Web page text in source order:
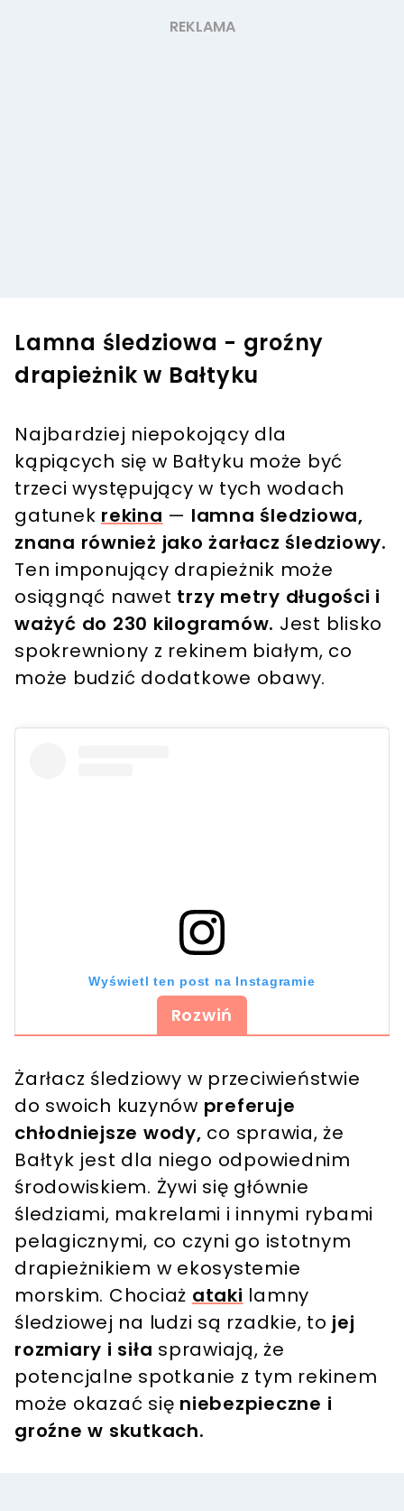
Lamna śledziowa - groźny
drapieżnik w Bałtyku
Najbardziej niepokojący dla
kąpiących się w Bałtyku może być
trzeci występujący w tych wodach
gatunek rekina — lamna śledziowa,
znana również jako żarłacz śledziowy.
Ten imponujący drapieżnik może
osiągnąć nawet trzy metry długości i
ważyć do 230 kilogramów. Jest blisko
spokrewniony z rekinem białym, co
może budzić dodatkowe obawy.
Wyświetl ten post na Instagramie
Rozwiń
Żarłacz śledziowy w przeciwieństwie
do swoich kuzynów preferuje
chłodniejsze wody, co sprawia, że
Bałtyk jest dla niego odpowiednim
środowiskiem. Żywi się głównie
śledziami, makrelami i innymi rybami
pelagicznymi, co czyni go istotnym
drapieżnikiem w ekosystemie
morskim. Chociaż ataki lamny
śledziowej na ludzi są rzadkie, to jej
rozmiary i siła sprawiają, że
potencjalne spotkanie z tym rekinem
może okazać się niebezpieczne i
groźne w skutkach.